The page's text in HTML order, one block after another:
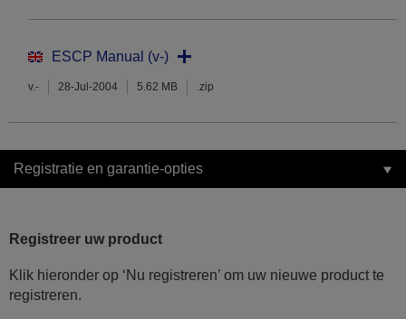
ESCP Manual (v-)
v.- 28-Jul-2004 5.62 MB .zip
Registratie en garantie-opties
Registreer uw product
Klik hieronder op ‘Nu registreren’ om uw nieuwe product te
registreren.